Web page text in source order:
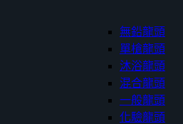
無鉛龍頭
單槍龍頭
沐浴龍頭
混合龍頭
一般龍頭
化驗龍頭